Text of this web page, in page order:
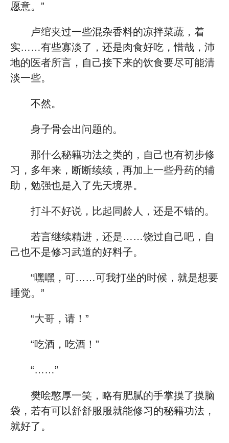
愿意。”
卢绾夹过一些混杂香料的凉拌菜蔬，着
实……有些寡淡了，还是肉食好吃，惜哉，沛
地的医者所言，自己接下来的饮食要尽可能清
淡一些。
不然。
身子骨会出问题的。
那什么秘籍功法之类的，自己也有初步修
习，多年来，断断续续，再加上一些丹药的辅
助，勉强也是入了先天境界。
打斗不好说，比起同龄人，还是不错的。
若言继续精进，还是……饶过自己吧，自
己也不是修习武道的好料子。
“嘿嘿，可……可我打坐的时候，就是想要
睡觉。”
“大哥，请！”
“吃酒，吃酒！”
“……”
樊哙憨厚一笑，略有肥腻的手掌摸了摸脑
袋，若有可以舒舒服服就能修习的秘籍功法，
就好了。